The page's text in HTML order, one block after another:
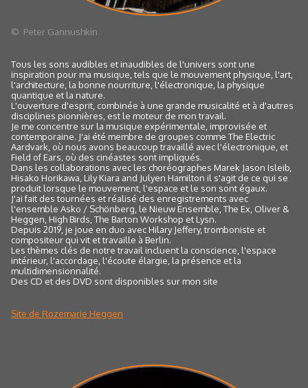
© Peter Gannushkin
Tous les sons audibles et inaudibles de l'univers sont une
inspiration pour ma musique, tels que le mouvement physique, l'art,
l'architecture, la bonne nourriture, l'électronique, la physique
quantique et la nature.
L'ouverture d'esprit, combinée à une grande musicalité et à d'autres
disciplines pionnières, est le moteur de mon travail.
Je me concentre sur la musique expérimentale, improvisée et
contemporaine. J'ai été membre de groupes comme The Electric
Aardvark, où nous avons beaucoup travaillé avec l'électronique, et
Field of Ears, où des cinéastes sont impliqués.
Dans les collaborations avec les choréographes Marek Jason Isleib,
Hisako Horikawa, Lily Kiara and Julyen Hamilton il s'agit de ce qui se
produit lorsque le mouvement, l'espace et le son sont égaux.
J'ai fait des tournées et réalisé des enregistrements avec
l'ensemble Asko / Schönberg, le Nieuw Ensemble, The Ex, Oliver &
Heggen, High Birds, The Barton Workshop et Lysn.
Depuis 2019, je joue en duo avec Hilary Jeffery, tromboniste et
compositeur qui vit et travaille à Berlin.
Les thèmes clés de notre travail incluent la conscience, l'espace
intérieur, l'accordage, l'écoute élargie, la présence et la
multidimensionnalité.
Des CD et des DVD sont disponibles sur mon site
Site de Rozemarie Heggen